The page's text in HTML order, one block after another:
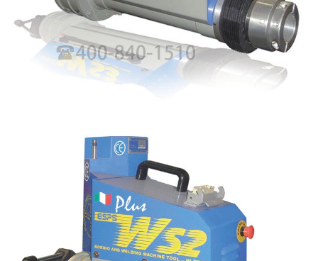
意大利SIR MECCANICA, 镗孔机,在线镗孔机,WS系列,镗
孔机,冲孔机,进口镗孔机,WS3 CNC DRAGSTER 600